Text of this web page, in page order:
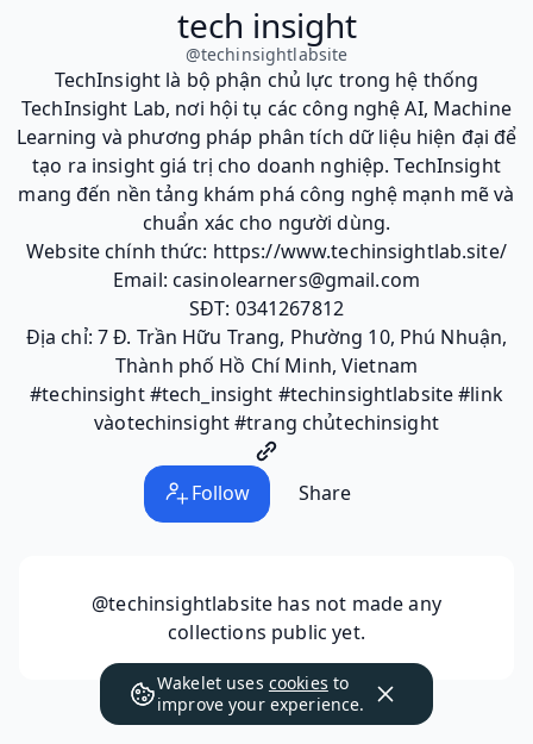
tech insight
@techinsightlabsite
TechInsight là bộ phận chủ lực trong hệ thống
TechInsight Lab, nơi hội tụ các công nghệ AI, Machine
Learning và phương pháp phân tích dữ liệu hiện đại để
tạo ra insight giá trị cho doanh nghiệp. TechInsight
mang đến nền tảng khám phá công nghệ mạnh mẽ và
chuẩn xác cho người dùng.
Website chính thức: https://www.techinsightlab.site/
Email: casinolearners@gmail.com
SĐT: 0341267812
Địa chỉ: 7 Đ. Trần Hữu Trang, Phường 10, Phú Nhuận,
Thành phố Hồ Chí Minh, Vietnam
#techinsight #tech_insight #techinsightlabsite #link
vàotechinsight #trang chủtechinsight
Follow Share
@techinsightlabsite has not made any
collections public yet.
Wakelet uses cookies to
improve your experience.